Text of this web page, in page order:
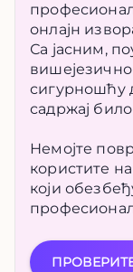
онлајн
Са јасним,
сигурношћу
садржај било
Немојте
користите
који